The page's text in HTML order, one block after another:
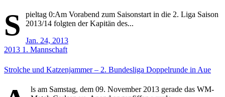
S
pieltag 0:Am Vorabend zum Saisonstart in die 2. Liga Saison
2013/14 folgten der Kapitän des...
Jan. 24, 2013
2013 1. Mannschaft
Strolche und Katzenjammer – 2. Bundesliga Doppelrunde in Aue
ls am Samstag, dem 09. November 2013 gerade das WM-